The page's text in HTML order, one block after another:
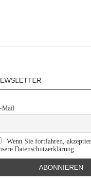
Mail
Wenn Sie fortfahren,
Datenschutzerklärung.